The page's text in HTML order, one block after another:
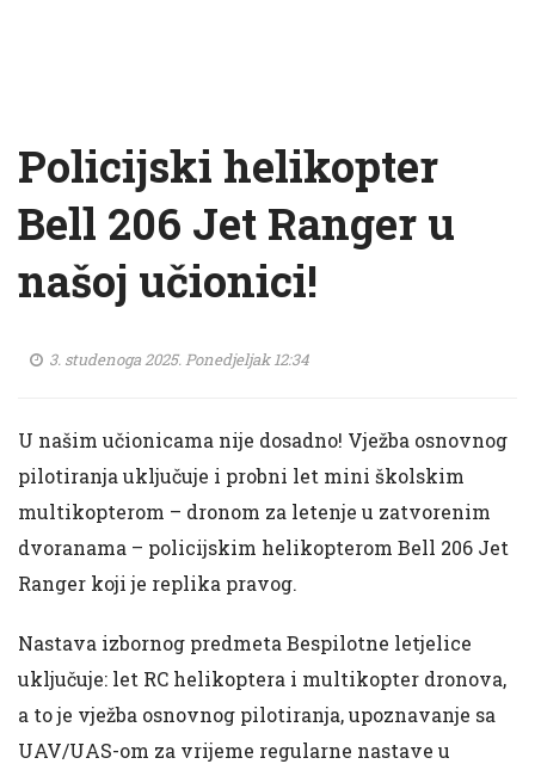
Policijski helikopter
Bell 206 Jet Ranger u
našoj učionici!
3. studenoga 2025. Ponedjeljak 12:34
U našim učionicama nije dosadno! Vježba osnovnog
pilotiranja uključuje i probni let mini školskim
multikopterom – dronom za letenje u zatvorenim
dvoranama – policijskim helikopterom Bell 206 Jet
Ranger koji je replika pravog.
Nastava izbornog predmeta Bespilotne letjelice
uključuje: let RC helikoptera i multikopter dronova,
a to je vježba osnovnog pilotiranja, upoznavanje sa
UAV/UAS-om za vrijeme regularne nastave u